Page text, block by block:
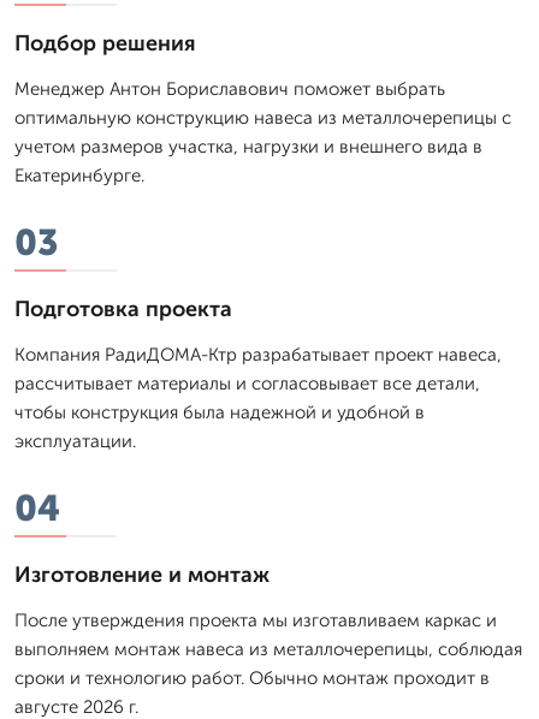
Подбор решения
Менеджер Антон Бориславович поможет выбрать
оптимальную конструкцию навеса из металлочерепицы с
учетом размеров участка, нагрузки и внешнего вида в
Екатеринбурге.
03
Подготовка проекта
Компания РадиДОМА-Ктр разрабатывает проект навеса,
рассчитывает материалы и согласовывает все детали,
чтобы конструкция была надежной и удобной в
эксплуатации.
04
Изготовление и монтаж
После утверждения проекта мы изготавливаем каркас и
выполняем монтаж навеса из металлочерепицы, соблюдая
сроки и технологию работ. Обычно монтаж проходит в
августе 2026 г.